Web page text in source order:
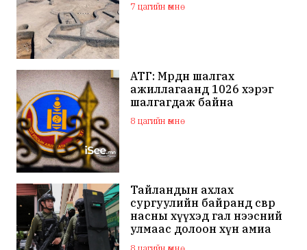
7 цагийн өмнө
АТГ: Мөрдөн шалгах
ажиллагаанд 1026 хэрэг
шалгагдаж байна
8 цагийн өмнө
Тайландын ахлах
сургуулийн байранд өсвөр
насны хүүхэд гал нээсний
улмаас долоон хүн амиа
алдаж, 30 гаруй хүн